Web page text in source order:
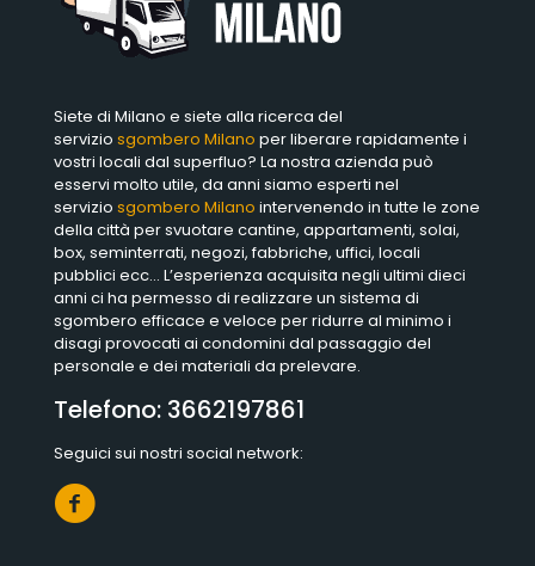
Siete di Milano e siete alla ricerca del
servizio sgombero Milano per liberare rapidamente i
vostri locali dal superfluo? La nostra azienda può
esservi molto utile, da anni siamo esperti nel
servizio sgombero Milano intervenendo in tutte le zone
della città per svuotare cantine, appartamenti, solai,
box, seminterrati, negozi, fabbriche, uffici, locali
pubblici ecc… L’esperienza acquisita negli ultimi dieci
anni ci ha permesso di realizzare un sistema di
sgombero efficace e veloce per ridurre al minimo i
disagi provocati ai condomini dal passaggio del
personale e dei materiali da prelevare.
Telefono: 3662197861
Seguici sui nostri social network: